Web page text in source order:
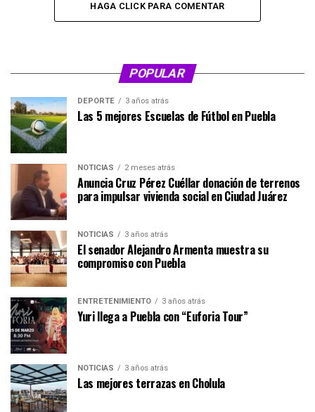
HAGA CLICK PARA COMENTAR
POPULAR
DEPORTE 3 años atrás
Las 5 mejores Escuelas de Fútbol en Puebla
NOTICIAS 2 meses atrás
Anuncia Cruz Pérez Cuéllar donación de terrenos
para impulsar vivienda social en Ciudad Juárez
NOTICIAS 3 años atrás
El senador Alejandro Armenta muestra su
compromiso con Puebla
ENTRETENIMIENTO 3 años atrás
Yuri llega a Puebla con “Euforia Tour”
NOTICIAS 3 años atrás
Las mejores terrazas en Cholula